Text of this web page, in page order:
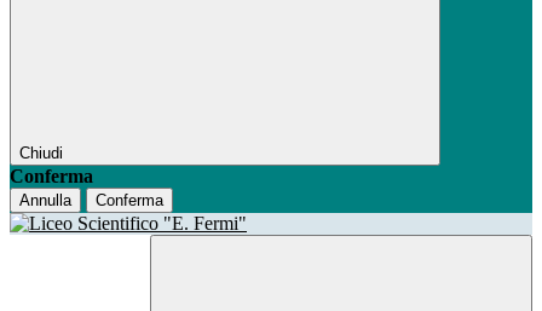
Chiudi
Conferma
Annulla Conferma